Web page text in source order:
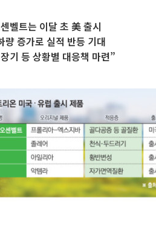
벨트는 이달 초 美 출시
증가로 실적 반등 기대
기 등 상황별 대응책 마련”